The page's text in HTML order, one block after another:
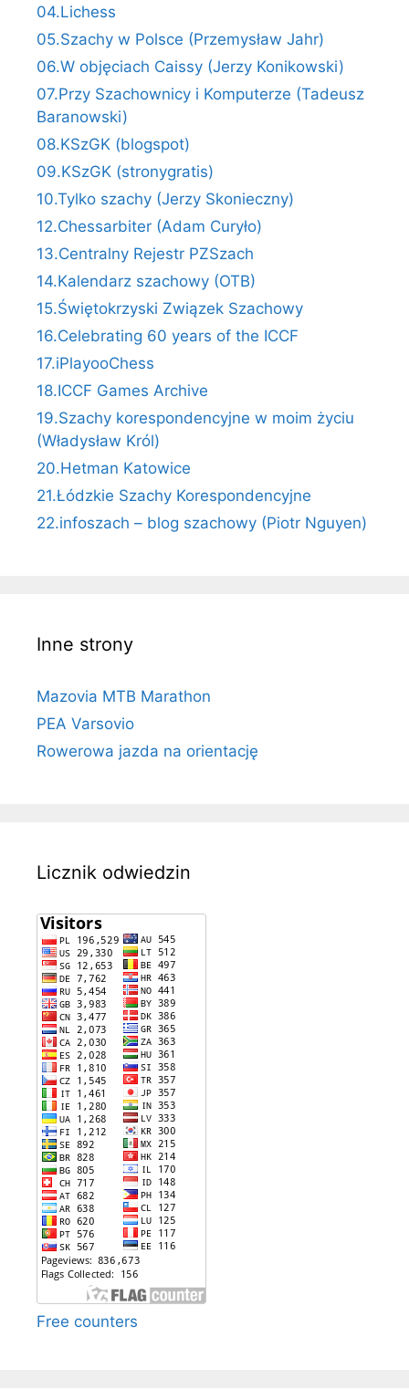
04.Lichess
05.Szachy w Polsce (Przemysław Jahr)
06.W objęciach Caissy (Jerzy Konikowski)
07.Przy Szachownicy i Komputerze (Tadeusz
Baranowski)
08.KSzGK (blogspot)
09.KSzGK (stronygratis)
10.Tylko szachy (Jerzy Skonieczny)
12.Chessarbiter (Adam Curyło)
13.Centralny Rejestr PZSzach
14.Kalendarz szachowy (OTB)
15.Świętokrzyski Związek Szachowy
16.Celebrating 60 years of the ICCF
17.iPlayooChess
18.ICCF Games Archive
19.Szachy korespondencyjne w moim życiu
(Władysław Król)
20.Hetman Katowice
21.Łódzkie Szachy Korespondencyjne
22.infoszach – blog szachowy (Piotr Nguyen)
Inne strony
Mazovia MTB Marathon
PEA Varsovio
Rowerowa jazda na orientację
Licznik odwiedzin
Free counters